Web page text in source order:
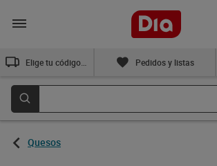
Pedidos y listas
Quesos